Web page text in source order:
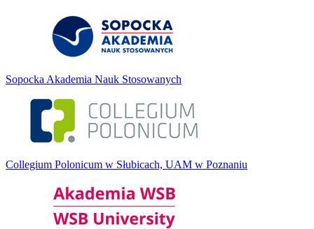
Sopocka Akademia Nauk Stosowanych
Collegium Polonicum w Słubicach, UAM w Poznaniu